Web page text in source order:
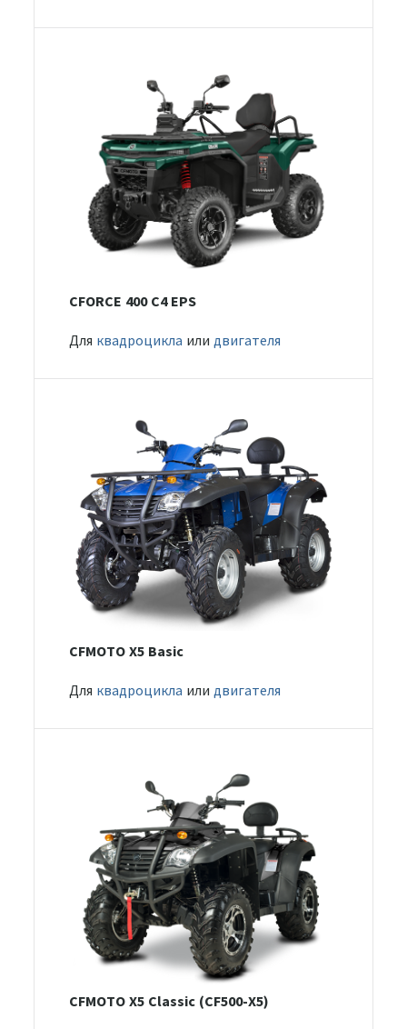
CFORCE 400 С4 EPS
Для квадроцикла или двигателя
CFMOTO X5 Basic
Для квадроцикла или двигателя
CFMOTO X5 Classic (CF500-X5)